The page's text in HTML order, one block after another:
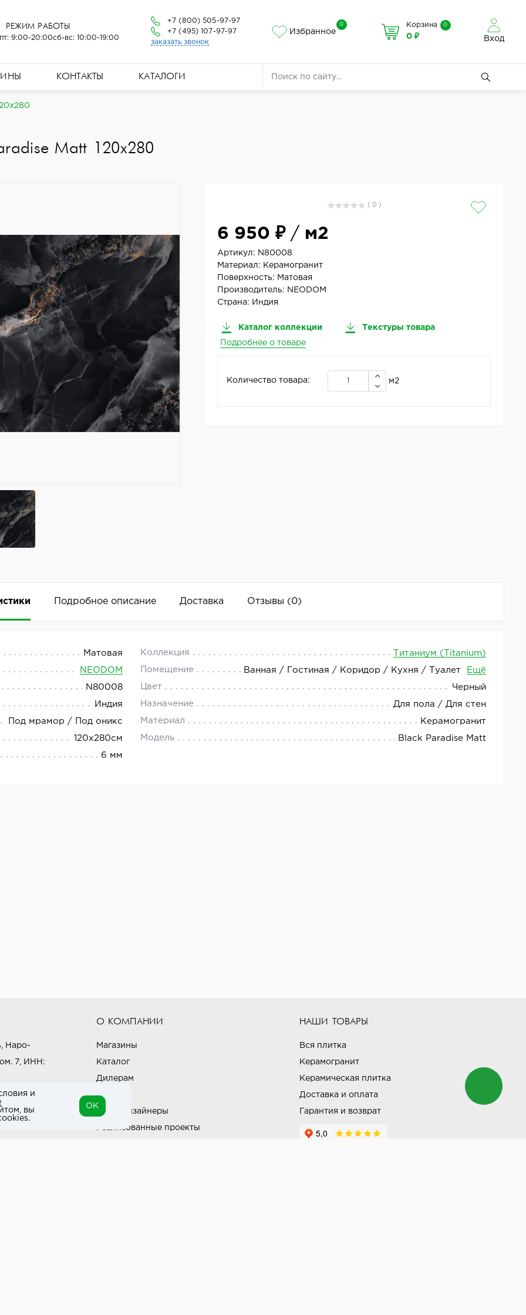
РЕЖИМ РАБОТЫ
9:00-20:00сб-вс: 10:00-19:00
+7 (800) 505-97-97
+7 (495) 107-97-97
заказать звонок
Избранное
0 Корзина 0
0 ₽ Вход
КОНТАКТЫ КАТАЛОГИ
Matt 120x280
( 0 )
6 950 ₽/ м2
Артикул: N80008
Материал: Керамогранит
Поверхность: Матовая
Производитель: NEODOM
Страна: Индия
Каталог коллекции Текстуры товара
Подробнее о товаре
Количество товара: м2
Подробное описание Доставка Отзывы (0)
Матовая Коллекция Титаниум (Titanium)
NEODOM Помещение Ванная / Гостиная / Коридор / Кухня / Туалет Ещё
N80008 Цвет Черный
Индия Назначение Для пола / Для стен
Под мрамор / Под оникс Материал Керамогранит
120x280см Модель Black Paradise Matt
6 мм
— это высококачественный материал, который станет отличным выбором для отделки помещений.
в себе элегантность и функциональность, а матовая поверхность керамогранита добавляет
создавать разнообразные дизайнерские решения и легко адаптироваться к различным архитектурным
цвет, который всегда остаётся актуальным и универсальным выбором.
Добавить комментарий
Наро-
7, ИНН:
О КОМПАНИИ
Магазины
Каталог
Дилерам
Блог
Наши дизайнеры
Реализованные проекты
НАШИ ТОВАРЫ
Вся плитка
Керамогранит
Керамическая плитка
Доставка и оплата
Гарантия и возврат
и
вы
OK